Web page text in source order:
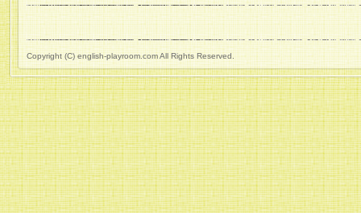
Copyright (C) english-playroom.com All Rights Reserved.